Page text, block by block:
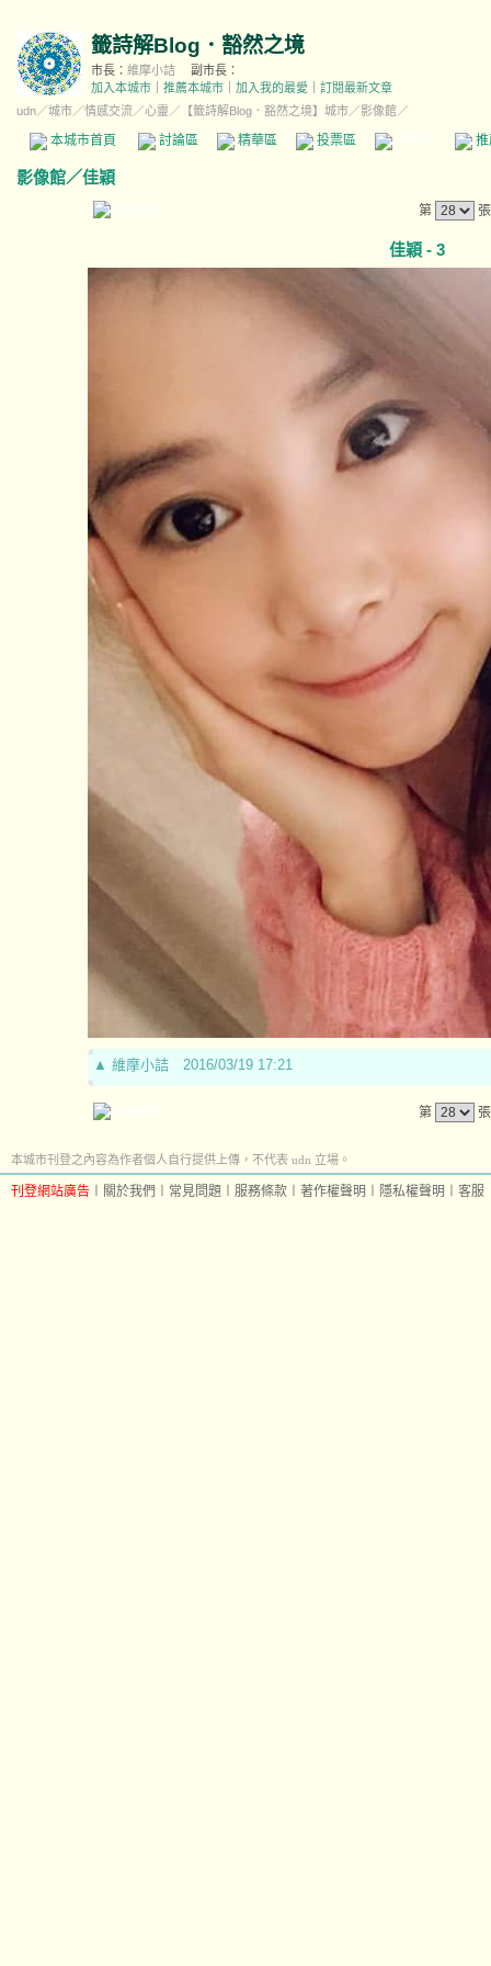
籤詩解Blog．豁然之境
市長： 維摩小詰
副市長：
加入本城市
推薦本城市 加入我的最愛
訂閱最新文章
udn／城市／情感交流／心靈 ／ 【籤詩解Blog．豁然之境】城市／影像館／
本城市首頁 討論區 精華區 投票區 影像館
影像館／佳穎
第
佳穎 - 3
▲ 維摩小詰 2016/03/19 17:21
第
本城市刊登之內容為作者個人自行提供上傳，不代表 udn 立場。
刊登網站廣告 關於我們 常見問題 服務條款 著作權聲明 隱私權聲明 客服